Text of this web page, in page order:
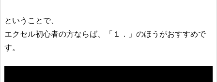
ということで、
エクセル初心者の方ならば、「１．」のほうがおすすめで
す。